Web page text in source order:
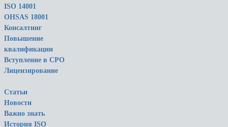
ISO 14001
OHSAS 18001
Консалтинг
Повышение
квалификации
Вступление в СРО
Лицензирование
Статьи
Новости
Важно знать
История ISO